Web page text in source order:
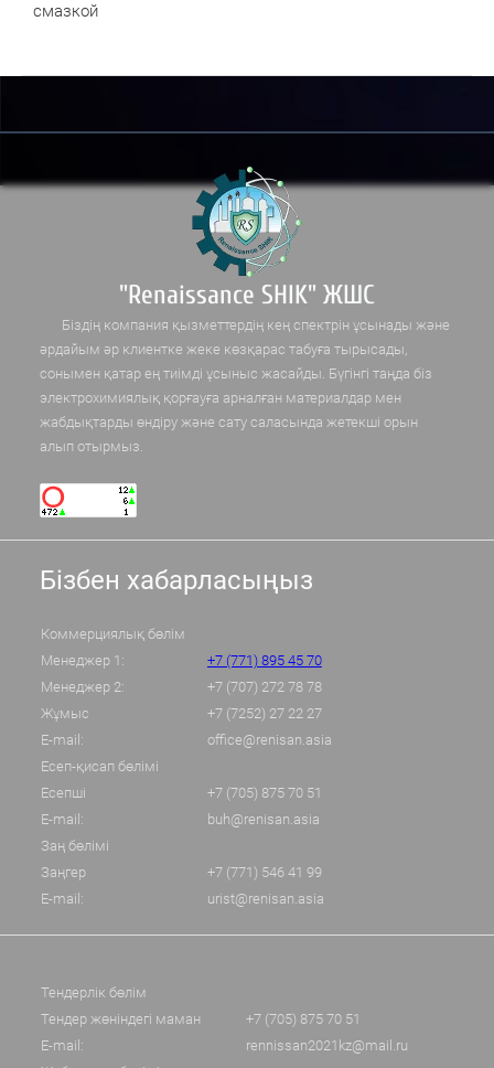
смазкой
"Renaissance SHIK" ЖШС
Біздің компания қызметтердің кең спектрін ұсынады және
әрдайым әр клиентке жеке көзқарас табуға тырысады,
сонымен қатар ең тиімді ұсыныс жасайды. Бүгінгі таңда біз
электрохимиялық қорғауға арналған материалдар мен
жабдықтарды өндіру және сату саласында жетекші орын
алып отырмыз.
Бізбен хабарласыңыз
Коммерциялық бөлім
Менеджер 1:
+7 (771) 895 45 70
Менеджер 2:
+7 (707) 272 78 78
Жұмыс
+7 (7252) 27 22 27
E-mail:
office@renisan.asia
Есеп-қисап бөлімі
Есепші
+7 (705) 875 70 51
E-mail:
buh@renisan.asia
Заң бөлімі
Заңгер
+7 (771) 546 41 99
E-mail:
urist@renisan.asia
Тендерлік бөлім
Тендер жөніндегі маман
+7 (705) 875 70 51
E-mail:
rennissan2021kz@mail.ru